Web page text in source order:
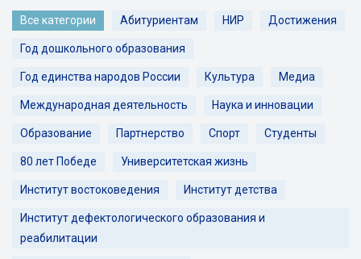
Все категории Абитуриентам НИР Достижения
Год дошкольного образования
Год единства народов России Культура Медиа
Международная деятельность Наука и инновации
Образование Партнерство Спорт Студенты
80 лет Победе Университетская жизнь
Институт востоковедения Институт детства
Институт дефектологического образования и
реабилитации